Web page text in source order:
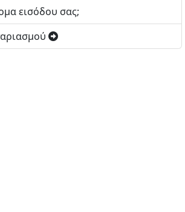
εισόδου σας;